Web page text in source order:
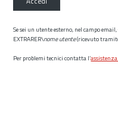
Se sei un utente esterno, nel campo
EXTRARER\nome utente(ricevuto
Per problemi tecnici contatta l’